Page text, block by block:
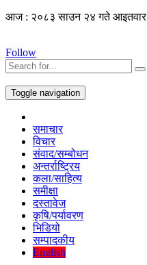
आज : २०८३ साउन २४ गते आइतवार
Follow
Toggle navigation
समाचार
विचार
संवाद/सम्बोधन
अन्तर्राष्ट्रिय
कला/साहित्य
समीक्षा
दस्तावेज
कृषि/पर्यावरण
भिडियो
सम्पादकीय
English